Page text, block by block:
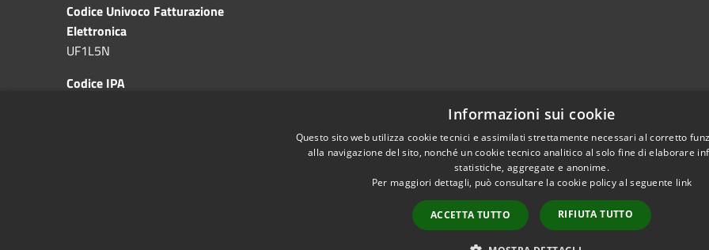
Codice Univoco Fatturazione
Elettronica
UF1L5N
Codice IPA
Informazioni sui cookie
Questo sito web utilizza cookie tecnici e assimilati strettamente necessari al corretto
alla navigazione del sito, nonché un cookie tecnico analitico al solo fine di elaborare
statistiche, aggregate e anonime.
Per maggiori dettagli, può consultare la cookie policy al seguente link
ACCETTA TUTTO RIFIUTA TUTTO